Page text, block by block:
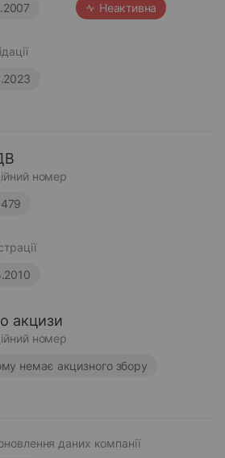
Неактивна
номер
акцизи
номер
немає акцизного збору
даних компанії